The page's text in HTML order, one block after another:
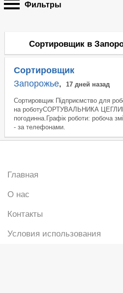
Фильтры
Сортировщик в
Сортировщик
Запорожье, 17 дней назад
Сортировщик Підприємство для
на роботуСОРТУВАЛЬНИКА
погодинна.Графік роботи: робоча
- за телефонами.
Главная
О нас
Контакты
Условия использования